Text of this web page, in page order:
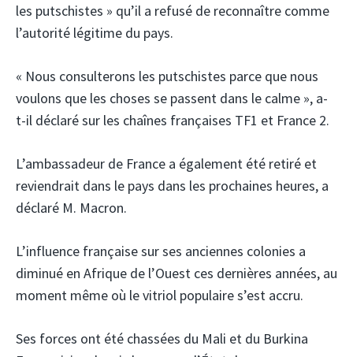
les putschistes » qu’il a refusé de reconnaître comme
l’autorité légitime du pays.
« Nous consulterons les putschistes parce que nous
voulons que les choses se passent dans le calme », ​​a-
t-il déclaré sur les chaînes françaises TF1 et France 2.
L’ambassadeur de France a également été retiré et
reviendrait dans le pays dans les prochaines heures, a
déclaré M. Macron.
L’influence française sur ses anciennes colonies a
diminué en Afrique de l’Ouest ces dernières années, au
moment même où le vitriol populaire s’est accru.
Ses forces ont été chassées du Mali et du Burkina